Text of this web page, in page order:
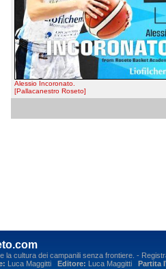
Alessio Incoronato.
[Pallacanestro Roseto]
la cultura dei campanili senza frontiere. -
Luca Maggitti Editore: Luca Maggitti Partita